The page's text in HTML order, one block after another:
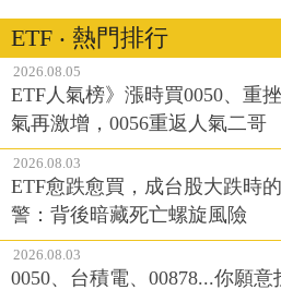
ETF ‧ 熱門排行
2026.08.05
ETF人氣榜》漲時買0050、重
氣再激增，0056重返人氣二哥
2026.08.03
ETF愈跌愈買，成台股大跌時
警：背後暗藏死亡螺旋風險
2026.08.03
0050、台積電、00878...你願